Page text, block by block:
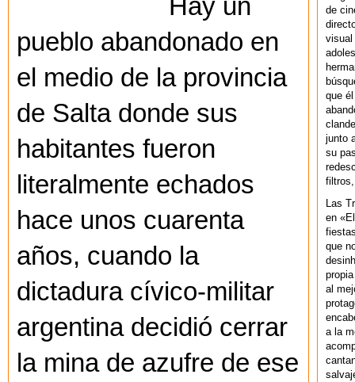
Hay un
pueblo abandonado en
el medio de la provincia
de Salta donde sus
habitantes fueron
literalmente echados
hace unos cuarenta
años, cuando la
dictadura cívico-militar
argentina decidió cerrar
la mina de azufre de ese
de
visual
que
junto
su
filtros,
Las
en
que
al
a la